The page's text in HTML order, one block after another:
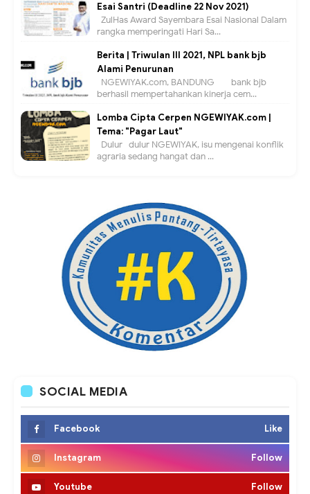
Esai Santri (Deadline 22 Nov 2021)
ZulHas Award Sayembara Esai Nasional Dalam
rangka memperingati Hari Sa...
Berita | Triwulan III 2021, NPL bank bjb
Alami Penurunan
NGEWIYAK.com, BANDUNG — bank bjb
berhasil mempertahankan kinerja cem...
Lomba Cipta Cerpen NGEWIYAK.com |
Tema: "Pagar Laut"
Dulur- dulur NGEWIYAK, isu mengenai konflik
agraria sedang hangat dan ...
SOCIAL MEDIA
Facebook Like
Instagram Follow
Youtube Follow